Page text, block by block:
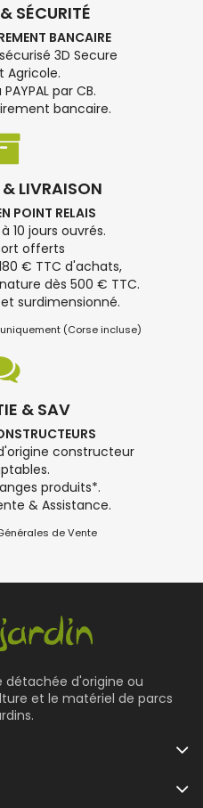
SÉCURITÉ
BANCAIRE
3D Secure
Agricole.
par CB.
bancaire.
LIVRAISON
POINT RELAIS
10 jours ouvrés.
offerts
€ TTC d'achats,
dès 500 € TTC.
surdimensionné.
(Corse incluse)
& SAV
constructeur
produits*.
& Assistance.
de Vente
détachée d'origine ou
et le matériel de parcs